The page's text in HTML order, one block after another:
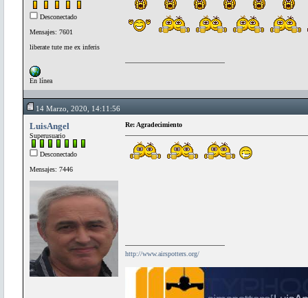
Desconectado
Mensajes: 7601
liberate tute me ex inferis
En línea
14 Marzo, 2020, 14:11:56
LuisAngel
Superusuario
Desconectado
Mensajes: 7446
Re: Agradecimiento
http://www.airspotters.org/